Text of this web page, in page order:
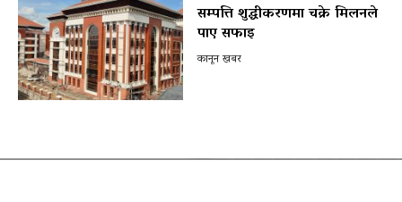
सम्पत्ति शुद्धीकरणमा चक्रे मिलनले
पाए सफाइ
कानून खबर